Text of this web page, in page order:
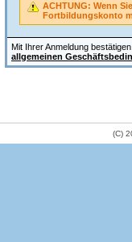
Mit Ihrer Anmeldung
allgemeinen
ACHTUNG: Wenn
Fortbildungskonto
(C)